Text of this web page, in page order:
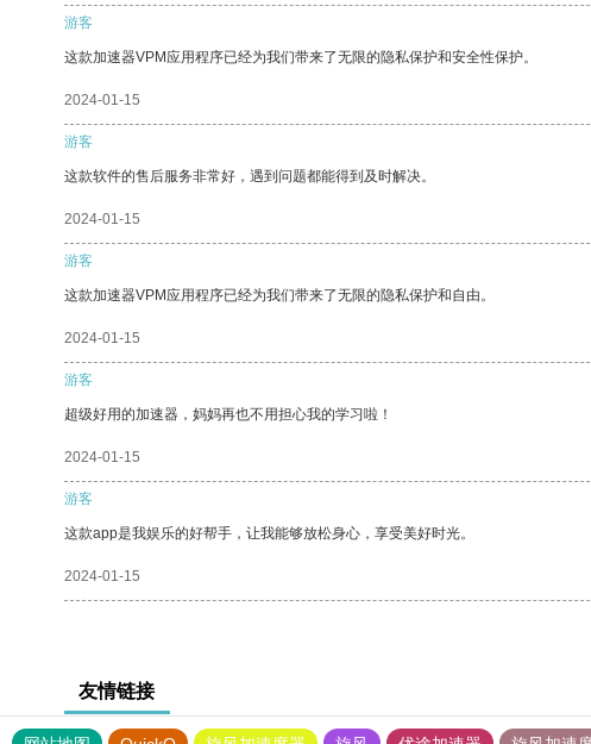
游客
这款加速器VPM应用程序已经为我们带来了无限的隐私保护和安全性保护。
2024-01-15
游客
这款软件的售后服务非常好，遇到问题都能得到及时解决。
2024-01-15
游客
这款加速器VPM应用程序已经为我们带来了无限的隐私保护和自由。
2024-01-15
游客
超级好用的加速器，妈妈再也不用担心我的学习啦！
2024-01-15
游客
这款app是我娱乐的好帮手，让我能够放松身心，享受美好时光。
2024-01-15
友情链接